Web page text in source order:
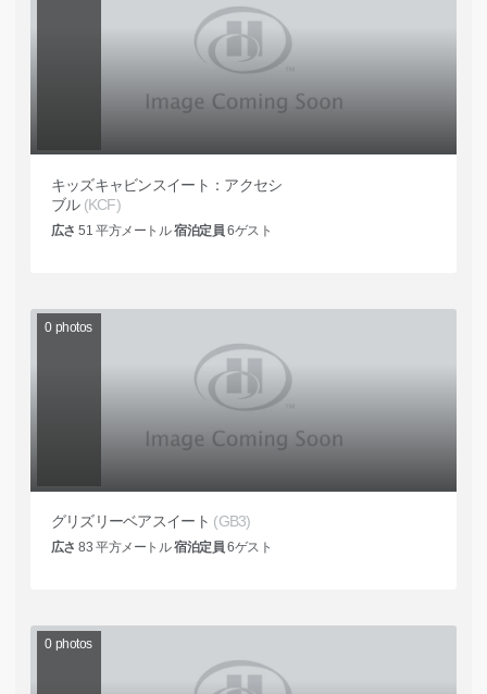
キッズキャビンスイート：アクセシ
ブル (KCF)
広さ 51 平方メートル宿泊定員 6ゲスト
0 photos
グリズリーベアスイート (GB3)
広さ 83 平方メートル宿泊定員 6ゲスト
0 photos